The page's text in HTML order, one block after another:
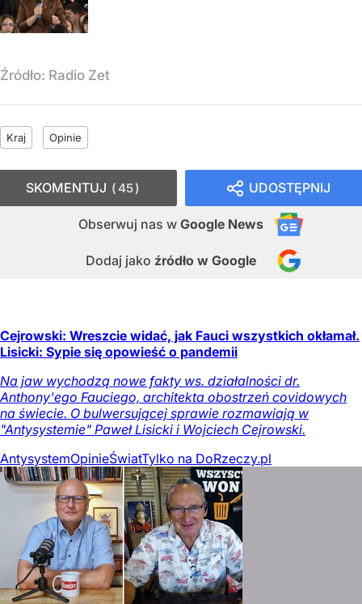
Źródło: Radio Zet
Kraj Opinie
UDOSTĘPNIJ
Obserwuj nas w Google News
Dodaj jako źródło w Google
SKOMENTUJ 45
Cejrowski: Wreszcie widać, jak Fauci wszystkich okłamał.
Lisicki: Sypie się opowieść o pandemii
Na jaw wychodzą nowe fakty ws. działalności dr.
Anthony'ego Fauciego, architekta obostrzeń covidowych
na świecie. O bulwersującej sprawie rozmawiają w
"Antysystemie" Paweł Lisicki i Wojciech Cejrowski.
AntysystemOpinieŚwiatTylko na DoRzeczy.pl